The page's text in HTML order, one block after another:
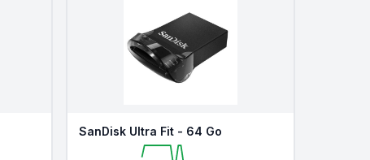
SanDisk Ultra Fit - 64 Go